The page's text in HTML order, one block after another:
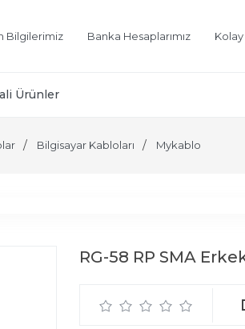
Bilgilerimiz Banka Hesaplarımız
Ürünler
Bilgisayar Kabloları Mykablo
RG-58 RP SMA